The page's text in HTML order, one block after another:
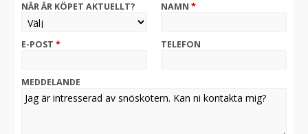
PRO 46 EA-3 R Kashima stötdämpare
64 mm PowderMax† band (3700) / 76 mm PowderMax
Premium LED-strålkastare, pulveroptimerat chassi
- Ny främre fjädring LFS-DS
- Ny Blade DSS-skida
- Ny ultrakompakt sits
NÄR ÄR KÖPET AKTUELLT? NAMN *
E-POST * TELEFON
MEDDELANDE